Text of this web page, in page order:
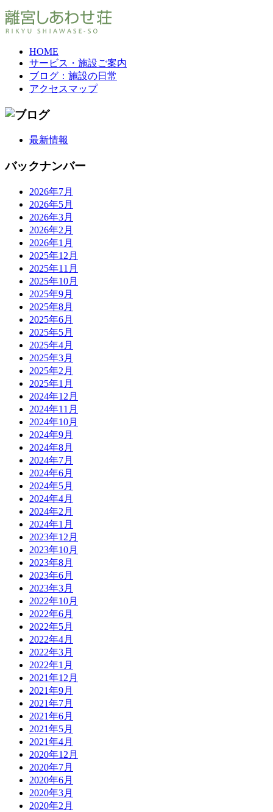
HOME
サービス・施設ご案内
ブログ：施設の日常
アクセスマップ
最新情報
バックナンバー
2026年7月
2026年5月
2026年3月
2026年2月
2026年1月
2025年12月
2025年11月
2025年10月
2025年9月
2025年8月
2025年6月
2025年5月
2025年4月
2025年3月
2025年2月
2025年1月
2024年12月
2024年11月
2024年10月
2024年9月
2024年8月
2024年7月
2024年6月
2024年5月
2024年4月
2024年2月
2024年1月
2023年12月
2023年10月
2023年8月
2023年6月
2023年3月
2022年10月
2022年6月
2022年5月
2022年4月
2022年3月
2022年1月
2021年12月
2021年9月
2021年7月
2021年6月
2021年5月
2021年4月
2020年12月
2020年7月
2020年6月
2020年3月
2020年2月